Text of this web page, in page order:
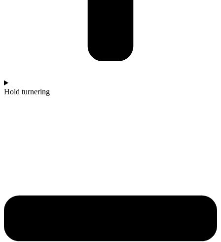
Hold turnering